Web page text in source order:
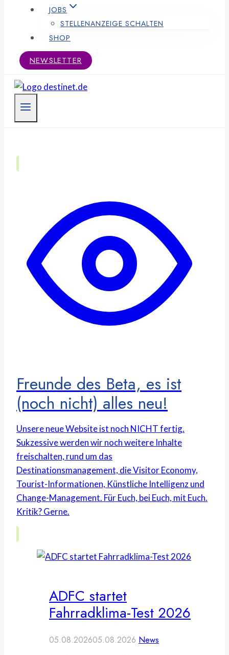
JOBS
STELLENANZEIGE SCHALTEN
SHOP
NEWSLETTER
Freunde des Beta, es ist
(noch nicht) alles neu!
Unsere neue Website ist noch NICHT fertig.
Sukzessive werden wir noch weitere Inhalte
freischalten, rund um das
Destinationsmanagement, die Visitor Economy,
Tourist-Informationen, Künstliche Intelligenz und
Change-Management. Für Euch, bei Euch, mit Euch.
Kritik? Gerne.
ADFC startet
Fahrradklima-Test 2026
05.08.202605.08.2026 News